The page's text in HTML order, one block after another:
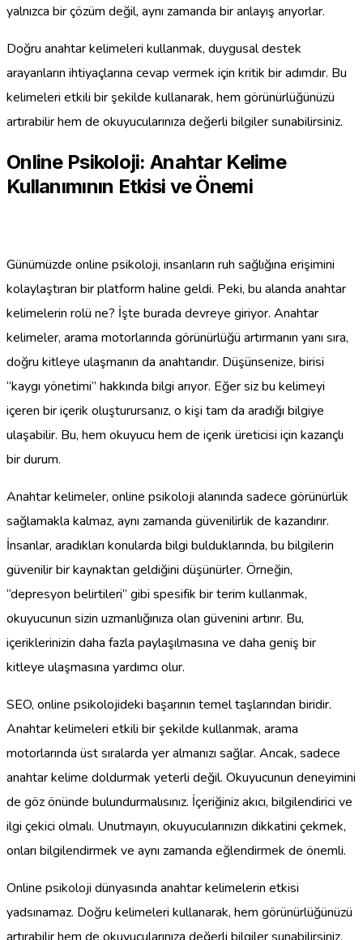
yalnızca bir çözüm değil, aynı zamanda bir anlayış arıyorlar.
Doğru anahtar kelimeleri kullanmak, duygusal destek
arayanların ihtiyaçlarına cevap vermek için kritik bir adımdır. Bu
kelimeleri etkili bir şekilde kullanarak, hem görünürlüğünüzü
artırabilir hem de okuyucularınıza değerli bilgiler sunabilirsiniz.
Online Psikoloji: Anahtar Kelime
Kullanımının Etkisi ve Önemi
Günümüzde online psikoloji, insanların ruh sağlığına erişimini
kolaylaştıran bir platform haline geldi. Peki, bu alanda anahtar
kelimelerin rolü ne? İşte burada devreye giriyor. Anahtar
kelimeler, arama motorlarında görünürlüğü artırmanın yanı sıra,
doğru kitleye ulaşmanın da anahtarıdır. Düşünsenize, birisi
“kaygı yönetimi” hakkında bilgi arıyor. Eğer siz bu kelimeyi
içeren bir içerik oluşturursanız, o kişi tam da aradığı bilgiye
ulaşabilir. Bu, hem okuyucu hem de içerik üreticisi için kazançlı
bir durum.
Anahtar kelimeler, online psikoloji alanında sadece görünürlük
sağlamakla kalmaz, aynı zamanda güvenilirlik de kazandırır.
İnsanlar, aradıkları konularda bilgi bulduklarında, bu bilgilerin
güvenilir bir kaynaktan geldiğini düşünürler. Örneğin,
“depresyon belirtileri” gibi spesifik bir terim kullanmak,
okuyucunun sizin uzmanlığınıza olan güvenini artırır. Bu,
içeriklerinizin daha fazla paylaşılmasına ve daha geniş bir
kitleye ulaşmasına yardımcı olur.
SEO, online psikolojideki başarının temel taşlarından biridir.
Anahtar kelimeleri etkili bir şekilde kullanmak, arama
motorlarında üst sıralarda yer almanızı sağlar. Ancak, sadece
anahtar kelime doldurmak yeterli değil. Okuyucunun deneyimini
de göz önünde bulundurmalısınız. İçeriğiniz akıcı, bilgilendirici ve
ilgi çekici olmalı. Unutmayın, okuyucularınızın dikkatini çekmek,
onları bilgilendirmek ve aynı zamanda eğlendirmek de önemli.
Online psikoloji dünyasında anahtar kelimelerin etkisi
yadsınamaz. Doğru kelimeleri kullanarak, hem görünürlüğünüzü